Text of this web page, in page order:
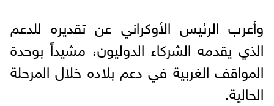
وأعرب الرئيس الأوكراني عن تقديره للدعم
الذي يقدمه الشركاء الدوليون، مشيداً بوحدة
المواقف الغربية في دعم بلاده خلال المرحلة
الحالية.